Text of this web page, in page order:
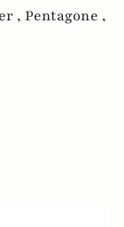
, Pentagone ,